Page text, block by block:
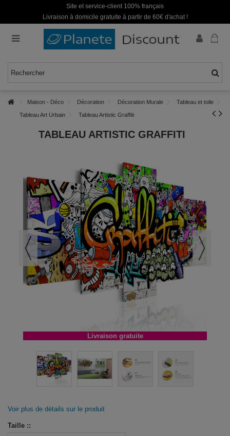
Site et service-client 100% français
Livraison à domicile gratuite à partir de 60€ d'achat !
Maison - Déco Décoration Décoration Murale Tableau et toile
Tableau Art Urbain Tableau Artistic Graffiti
TABLEAU ARTISTIC GRAFFITI
Livraison gratuite
Voir plus de détails sur le produit
Taille ::